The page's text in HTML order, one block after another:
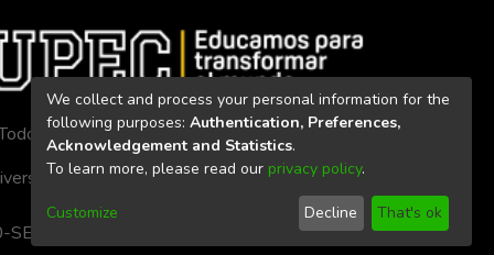
los derechos reservados 2023
Politécnica Estatal del Carchi
SE-33-CACES-2020
We collect and process your personal information for the
following purposes: Authentication, Preferences,
Acknowledgement and Statistics.
To learn more, please read our privacy policy.
Customize Decline That's ok